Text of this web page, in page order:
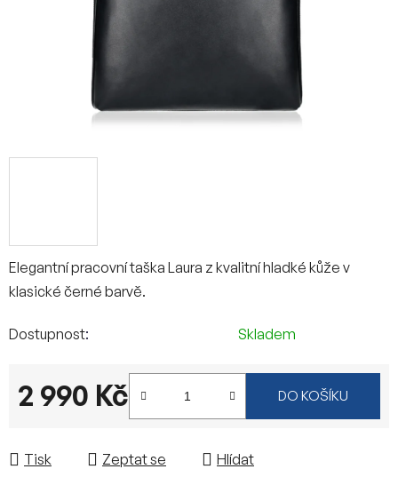
Elegantní pracovní taška Laura z kvalitní hladké kůže v
klasické černé barvě.
Dostupnost Skladem
2 990 Kč DO KOŠÍKU
Tisk Zeptat se Hlídat